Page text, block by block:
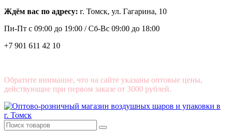
Ждём вас по адресу: г. Томск, ул. Гагарина, 10
Пн-Пт с 09:00 до 19:00 /Сб-Вс 09:00 до 18:00
+7 901 611 42 10
Обратите внимание, что на сайте указаны оптовые цены,
действующие при первом заказе от 3000 рублей.